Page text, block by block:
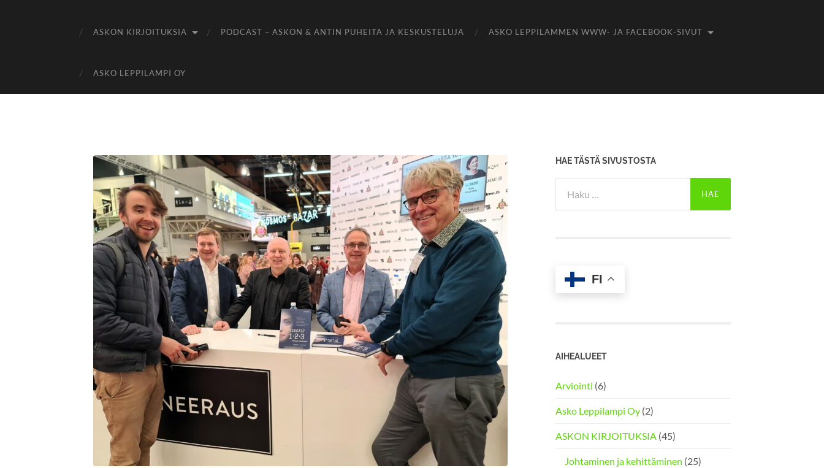
ASKON KIRJOITUKSIA PODCAST – ASKON & ANTIN PUHEITA JA KESKUSTELUJA ASKO LEPPILAMMEN WWW- JA FACEBOOK-SIVUT
ASKO LEPPILAMPI OY
HAE TÄSTÄ SIVUSTOSTA
FI
AIHEALUEET
Arviointi (6)
Asko Leppilampi Oy (2)
ASKON KIRJOITUKSIA (45)
Johtaminen ja kehittäminen (25)